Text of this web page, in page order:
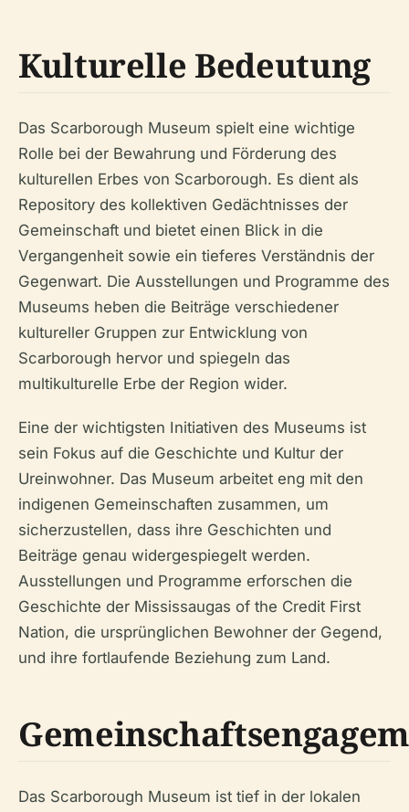
Kulturelle Bedeutung
Das Scarborough Museum spielt eine wichtige
Rolle bei der Bewahrung und Förderung des
kulturellen Erbes von Scarborough. Es dient als
Repository des kollektiven Gedächtnisses der
Gemeinschaft und bietet einen Blick in die
Vergangenheit sowie ein tieferes Verständnis der
Gegenwart. Die Ausstellungen und Programme des
Museums heben die Beiträge verschiedener
kultureller Gruppen zur Entwicklung von
Scarborough hervor und spiegeln das
multikulturelle Erbe der Region wider.
Eine der wichtigsten Initiativen des Museums ist
sein Fokus auf die Geschichte und Kultur der
Ureinwohner. Das Museum arbeitet eng mit den
indigenen Gemeinschaften zusammen, um
sicherzustellen, dass ihre Geschichten und
Beiträge genau widergespiegelt werden.
Ausstellungen und Programme erforschen die
Geschichte der Mississaugas of the Credit First
Nation, die ursprünglichen Bewohner der Gegend,
und ihre fortlaufende Beziehung zum Land.
Das Scarborough Museum ist tief in der lokalen